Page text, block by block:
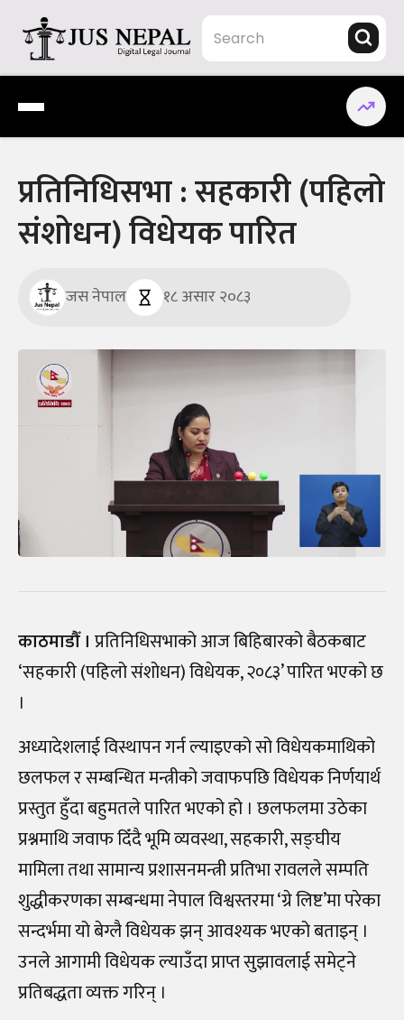
content
Jus Nepal | www.jusnepal.com
Digital Legal Journal
प्रतिनिधिसभा : सहकारी (पहिलो
संशोधन) विधेयक पारित
जस नेपाल १८ असार २०८३
काठमाडौँ । प्रतिनिधिसभाको आज बिहिबारको बैठकबाट
‘सहकारी (पहिलो संशोधन) विधेयक, २०८३’ पारित भएको छ
।
अध्यादेशलाई विस्थापन गर्न ल्याइएको सो विधेयकमाथिको
छलफल र सम्बन्धित मन्त्रीको जवाफपछि विधेयक निर्णयार्थ
प्रस्तुत हुँदा बहुमतले पारित भएको हो । छलफलमा उठेका
प्रश्नमाथि जवाफ दिँदै भूमि व्यवस्था, सहकारी, सङ्घीय
मामिला तथा सामान्य प्रशासनमन्त्री प्रतिभा रावलले सम्पति
शुद्धीकरणका सम्बन्धमा नेपाल विश्वस्तरमा ‘ग्रे लिष्ट’मा परेका
सन्दर्भमा यो बेग्लै विधेयक झन् आवश्यक भएको बताइन् ।
उनले आगामी विधेयक ल्याउँदा प्राप्त सुझावलाई समेट्ने
प्रतिबद्धता व्यक्त गरिन् ।